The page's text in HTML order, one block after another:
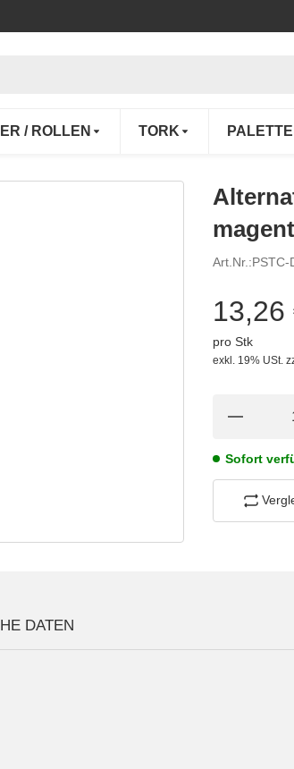
/ ROLLEN TORK
Art.Nr.:PSTC-
13,26
pro Stk
exkl. 19% USt.
Sofort
DATEN